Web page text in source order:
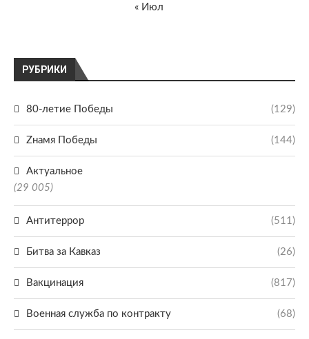
РУБРИКИ
80-летие Победы (129)
Zнамя Победы (144)
Актуальное
(29 005)
Антитеррор (511)
Битва за Кавказ (26)
Вакцинация (817)
Военная служба по контракту (68)
« Июл